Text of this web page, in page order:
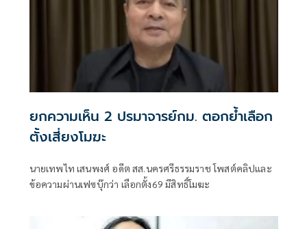
ยกความเห็น 2 ปรมาจารย์กม. ตอกย้ำเลือก
ตั้งเสี่ยงโมฆะ
นายเทพไท เสนพงศ์ อดีต สส.นครศรีธรรมราช โพสต์คลิปและ
ข้อความผ่านเฟซบุ๊กว่า เลือกตั้ง69 มีสิทธิ์โมฆะ